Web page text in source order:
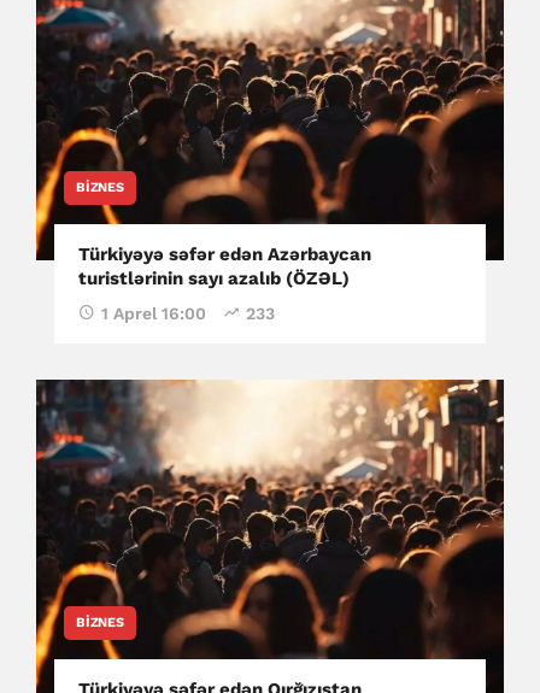
BIZNES
Türkiyəyə səfər edən Azərbaycan
turistlərinin sayı azalıb (ÖZƏL)
1 Aprel 16:00 233
BIZNES